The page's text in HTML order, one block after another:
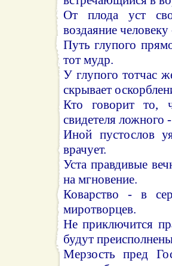
От плода уст
воздаяние
Путь глупого
тот мудр.
У глупого тотчас
скрывает
Кто говорит то,
свидетеля ложного
Иной пустослов
врачует.
Уста правдивые
на мгновение.
Коварство - в
миротворцев.
Не приключится
будут
Мерзость пред